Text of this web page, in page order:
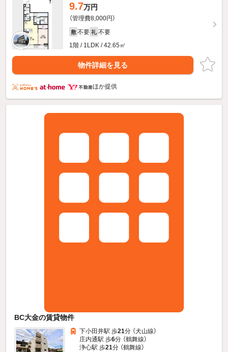
9.7万円
（管理費8,000円）
敷 不要 礼 不要
1階 / 1LDK / 42.65㎡
物件詳細を見る
ほか提供
BC大金の賃貸物件
下小田井駅 歩21分 （犬山線）
庄内通駅 歩6分 （鶴舞線）
浄心駅 歩21分 （鶴舞線）